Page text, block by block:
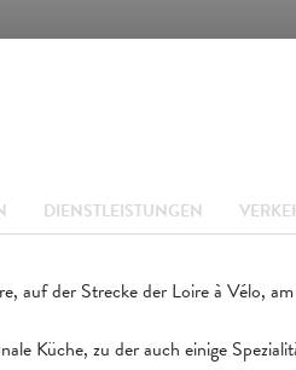
DIENSTLEISTUNGEN
auf der Strecke der Loire à Vélo,
Küche, zu der auch einige